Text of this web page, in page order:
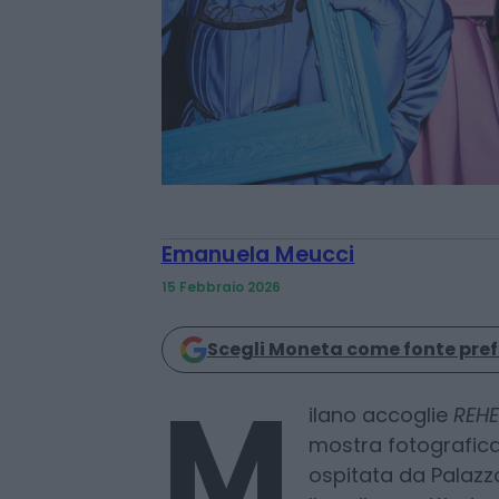
Emanuela Meucci
15 Febbraio 2026
Scegli Moneta come fonte
ilano accoglie
mostra
ospitata da